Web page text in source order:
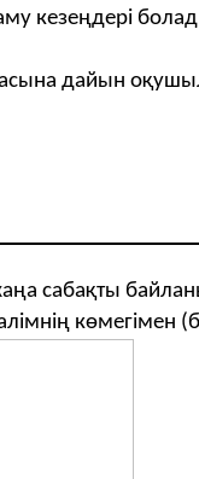
кезеңдері
дайын
сабақты